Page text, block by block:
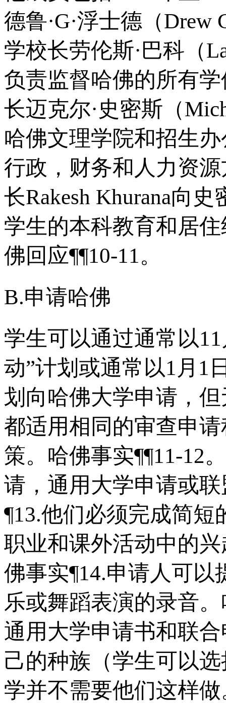
德鲁·G·浮士德（Drew
学校长劳伦斯·巴科（
负责监督哈佛的所有
长迈克尔·史密斯（
哈佛文理学院和招生
行政，财务和人力资
长Rakesh Khurana向
学生的本科教育和居住
佛回应¶¶10-11。
B.申请哈佛
学生可以通过通常以
动”计划或通常以1月1
划向哈佛大学申请，
都适用相同的审查申
策。哈佛事实¶¶11-12
请，通用大学申请或
¶13.他们必须完成简
职业和课外活动中的
佛事实¶14.申请人可
乐或舞蹈表演的录音
通用大学申请书和联
己的种族（学生可以
学并不需要他们这样做